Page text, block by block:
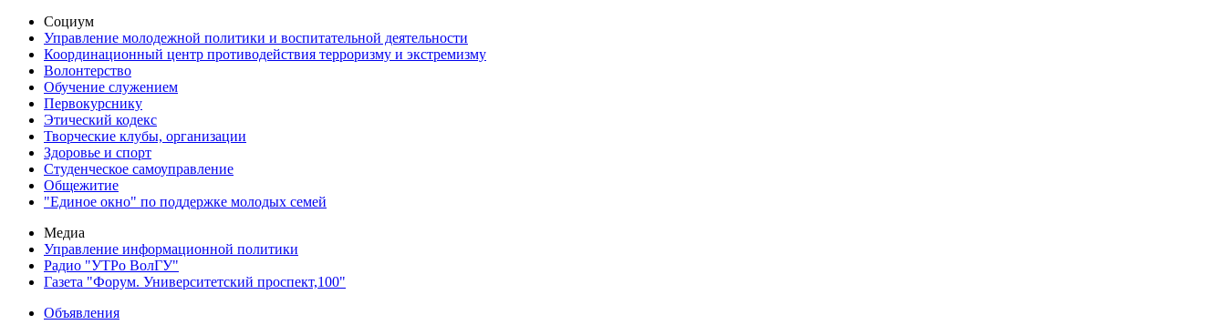
Социум
Управление молодежной политики и воспитательной деятельности
Координационный центр противодействия терроризму и экстремизму
Волонтерство
Обучение служением
Первокурснику
Этический кодекс
Творческие клубы, организации
Здоровье и спорт
Студенческое самоуправление
Общежитие
"Единое окно" по поддержке молодых семей
Медиа
Управление информационной политики
Радио "УТРо ВолГУ"
Газета "Форум. Университетский проспект,100"
Объявления